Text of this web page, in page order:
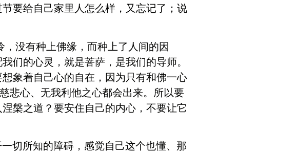
要给自己家里人怎么样，又忘记了；说
没有种上佛缘，而种上了人间的因
们的心灵，就是菩萨，是我们的导师。
象着自己心的自在，因为只有和佛一心
悲心、无我利他之心都会出来。所以要
槃之道？要安住自己的内心，不要让它
切所知的障碍，感觉自己这个也懂、那